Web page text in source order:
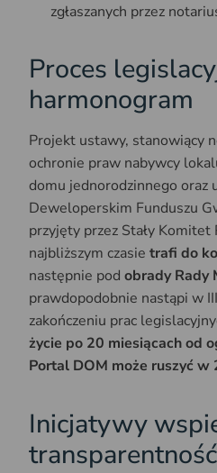
zgłaszanych przez
Proces
harmonogram
Projekt ustawy, stanowiący
ochronie praw nabywcy
domu jednorodzinnego oraz
Deweloperskim Funduszu
przyjęty przez Stały
najbliższym czasie trafi do
następnie pod obrady Rady
prawdopodobnie nastąpi w
zakończeniu prac
życie po 20 miesiącach od
Portal DOM może ruszyć w
Inicjatywy